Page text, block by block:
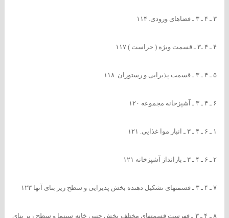
۳ ـ ۴ ـ ۳ ـ فضاهای ورودی. ۱۱۴
۴ ـ ۴ ـ۳ ـ قسمت ویژه ( حراست ) ۱۱۷
۵ ـ ۴ ـ ۳ ـ قسمت پذیرایی و رستوران. ۱۱۸
۶ ـ ۴ ـ ۳ ـ آشپزخانه مجموعه ۱۲۰
۱ ـ ۶ ـ ۴ ـ ۳ ـ انبار موا غذایی. ۱۲۱
۲ ـ ۶ ـ ۴ ـ ۳ ـ بارانداز آشپزخانه ۱۲۱
۷ ـ ۴ ـ ۳ ـ قسمتهای تشکیل دهنده بخش پذیرایی و سطح زیر بنای آنها ۱۲۳
۸ ـ ۴ ـ ۳ ـ فهرست قسمتهای مختلف بخش جنبی خانه سینما و سطح زیر بنای